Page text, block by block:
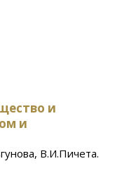
и
и
В.И.Пичета.